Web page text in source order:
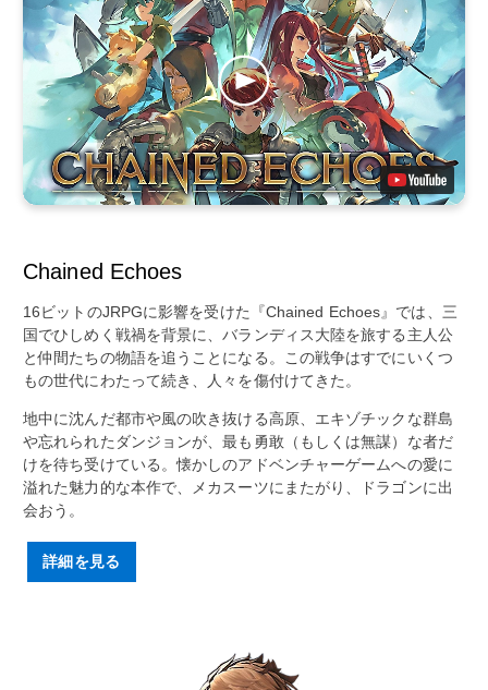
Chained Echoes
16ビットのJRPGに影響を受けた『Chained Echoes』では、三
国でひしめく戦禍を背景に、バランディス大陸を旅する主人公
と仲間たちの物語を追うことになる。この戦争はすでにいくつ
もの世代にわたって続き、人々を傷付けてきた。
地中に沈んだ都市や風の吹き抜ける高原、エキゾチックな群島
や忘れられたダンジョンが、最も勇敢（もしくは無謀）な者だ
けを待ち受けている。懐かしのアドベンチャーゲームへの愛に
溢れた魅力的な本作で、メカスーツにまたがり、ドラゴンに出
会おう。
詳細を見る